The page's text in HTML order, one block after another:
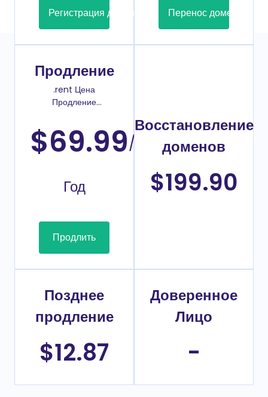
Регистрация домена Перенос домена
Продление
.rent Цена
Продление
$69.99/
Год
Продлить
Восстановление
доменов
$199.90
Позднее
продление
$12.87
Доверенное
Лицо
-